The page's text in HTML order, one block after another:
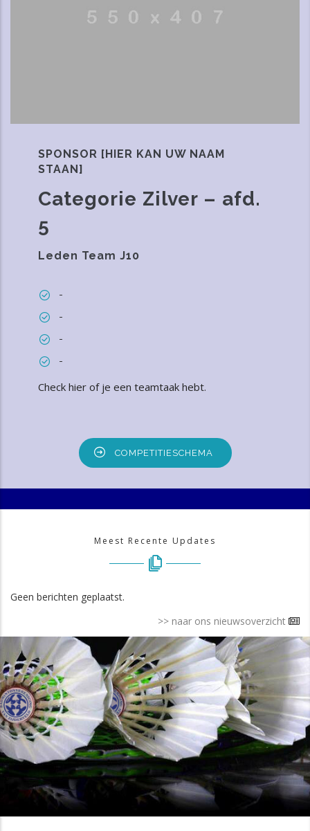
SPONSOR [HIER KAN UW NAAM
STAAN]
Categorie Zilver – afd.
5
Leden Team J10
-
-
-
-
Check hier of je een teamtaak hebt.
COMPETITIESCHEMA
Meest Recente Updates
Geen berichten geplaatst.
>> naar ons nieuwsoverzicht